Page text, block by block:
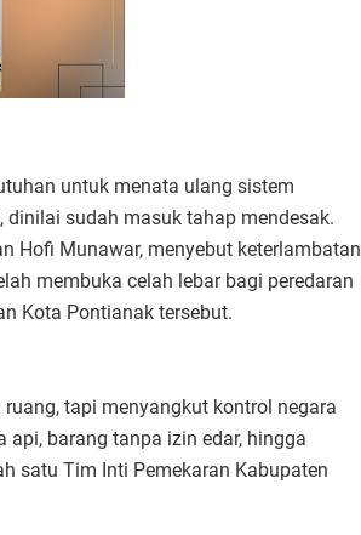
untuk menata ulang sistem
dinilai sudah masuk tahap mendesak.
Hofi Munawar, menyebut keterlambatan
membuka celah lebar bagi peredaran
Kota Pontianak tersebut.
tapi menyangkut kontrol negara
barang tanpa izin edar, hingga
satu Tim Inti Pemekaran Kabupaten